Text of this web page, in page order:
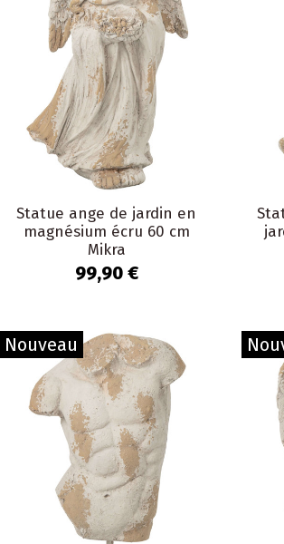
Statue ange de jardin en
magnésium écru 60 cm
Mikra
99,90 €
Nouveau